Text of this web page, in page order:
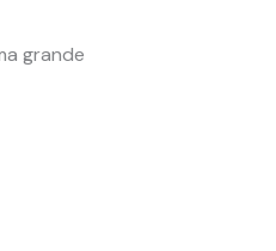
grande